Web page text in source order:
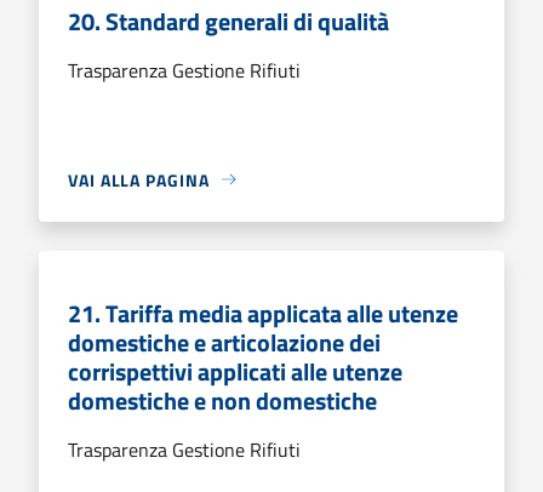
20. Standard generali di qualità
Trasparenza Gestione Rifiuti
VAI ALLA PAGINA
21. Tariffa media applicata alle utenze
domestiche e articolazione dei
corrispettivi applicati alle utenze
domestiche e non domestiche
Trasparenza Gestione Rifiuti